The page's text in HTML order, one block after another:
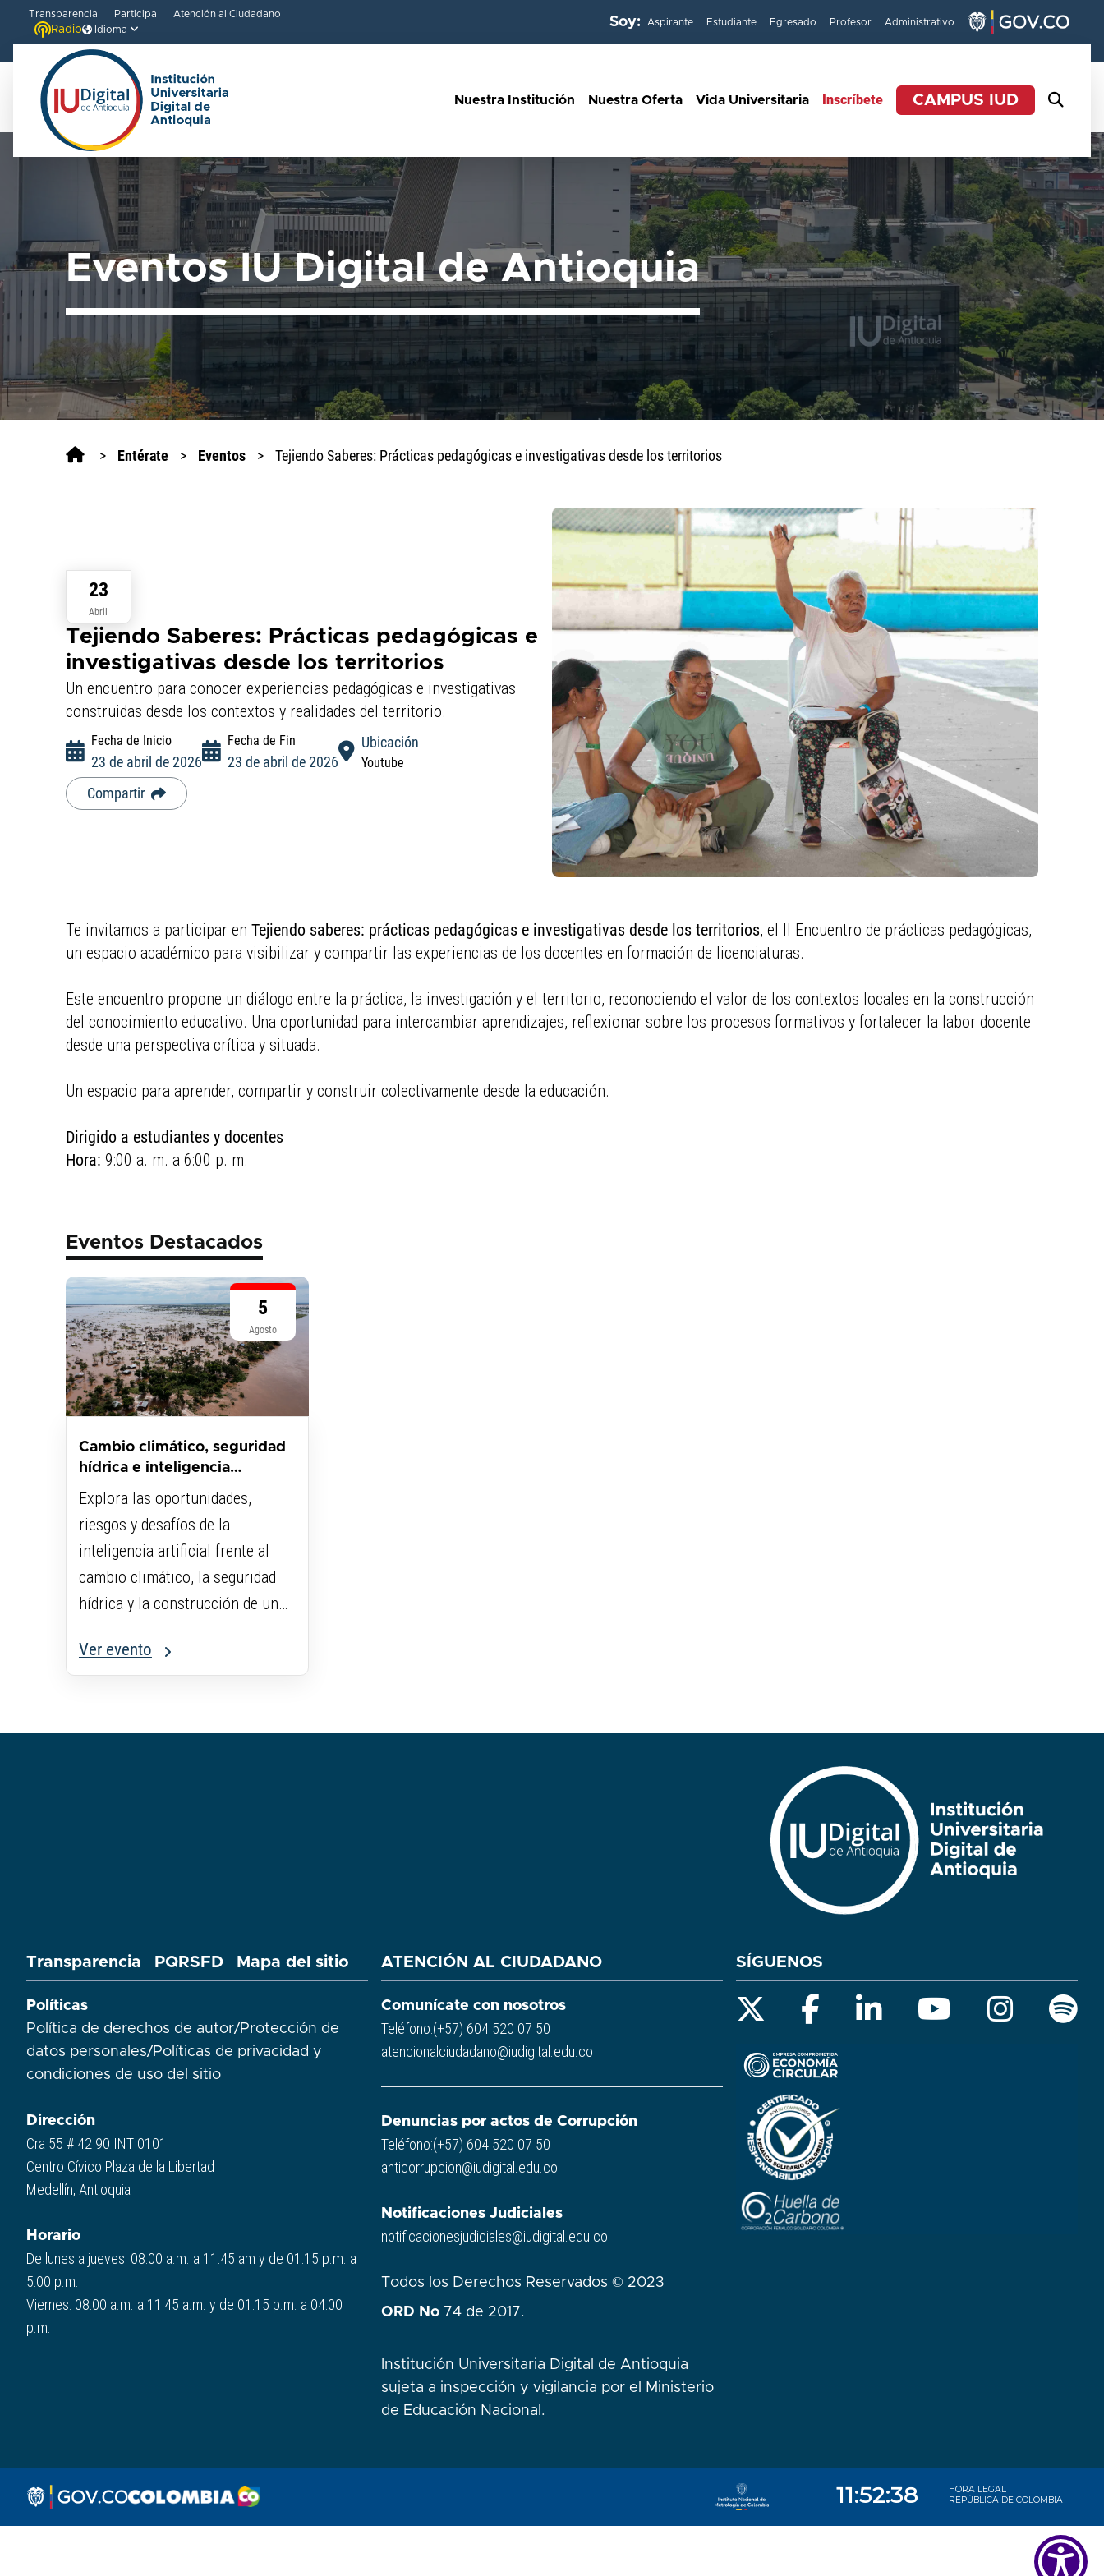
Accessibility
screen
reader.
To
start
the
in
One
Accessibility
Transparencia Participa Atención al Ciudadano
Radio Idioma Soy: Aspirante Estudiante Egresado Profesor Administrativo
Nuestra Institución Nuestra Oferta Vida Universitaria Inscríbete CAMPUS IUD
Eventos IU Digital de Antioquia
> Entérate > Eventos > Tejiendo Saberes: Prácticas pedagógicas e investigativas desde los territorios
23
Abril
Tejiendo Saberes: Prácticas pedagógicas e
investigativas desde los territorios
Un encuentro para conocer experiencias pedagógicas e investigativas
construidas desde los contextos y realidades del territorio.
Fecha de Inicio
23 de abril de 2026
Fecha de Fin
23 de abril de 2026
Ubicación
Youtube
Compartir
Te invitamos a participar en Tejiendo saberes: prácticas pedagógicas e investigativas desde los territorios, el II Encuentro de prácticas pedagógicas,
un espacio académico para visibilizar y compartir las experiencias de los docentes en formación de licenciaturas.
Este encuentro propone un diálogo entre la práctica, la investigación y el territorio, reconociendo el valor de los contextos locales en la construcción
del conocimiento educativo. Una oportunidad para intercambiar aprendizajes, reflexionar sobre los procesos formativos y fortalecer la labor docente
desde una perspectiva crítica y situada.
Un espacio para aprender, compartir y construir colectivamente desde la educación.
Dirigido a estudiantes y docentes
Hora: 9:00 a. m. a 6:00 p. m.
Eventos Destacados
5
Agosto
Cambio climático, seguridad
hídrica e inteligencia
artificial...
Explora las oportunidades,
riesgos y desafíos de la
inteligencia artificial frente al
cambio climático, la seguridad
hídrica y la construcción de un
Ver evento
Transparencia PQRSFD Mapa del sitio
Políticas
Política de derechos de autor/Protección de
datos personales/Políticas de privacidad y
condiciones de uso del sitio​
Dirección
Cra 55 # 42 90 INT 0101
Centro Cívico Plaza de la Libertad
Medellín, Antioquia
Horario
De lunes a jueves: 08:00 a.m. a 11:45 am y de 01:15 p.m. a
5:00 p.m.
Viernes: 08:00 a.m. a 11:45 a.m. y de 01:15 p.m. a 04:00
p.m.
ATENCIÓN AL CIUDADANO
Comunícate con nosotros
Teléfono:(+57) 604 520 07 50
atencionalciudadano@iudigital.edu.co
Denuncias por actos de Corrupción
Teléfono:(+57) 604 520 07 50
anticorrupcion@iudigital.edu.co
Notificaciones Judiciales
notificacionesjudiciales@iudigital.edu.co
Todos los Derechos Reservados © 2023
ORD No 74 de 2017.
Institución Universitaria Digital de Antioquia
sujeta a inspección y vigilancia por el Ministerio
de Educación Nacional.
SÍGUENOS